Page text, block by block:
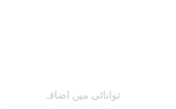
توانائی میں اضافہ